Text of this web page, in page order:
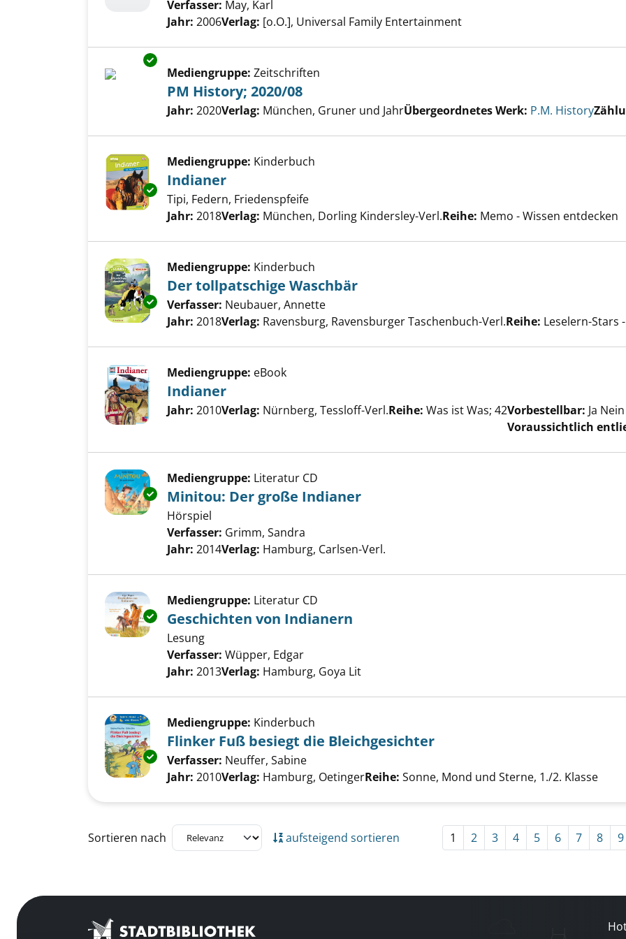
Verfasser: May, Karl
Jahr: 2006Verlag: [o.O.], Universal Family Entertainment
Exemplar-Details von PM History; 2020/08 anzeigen
Mediengruppe: Zeitschriften
PM History; 2020/08
Suche nach diesem Verfasser
Jahr: 2020Verlag: München, Gruner und JahrÜbergeordnetes Werk: P.M. History
Exemplar-Details von Indianer anzeigen
Mediengruppe: Kinderbuch
Indianer
Tipi, Federn, Friedenspfeife
Suche nach diesem Verfasser
Jahr: 2018Verlag: München, Dorling Kindersley-Verl.Reihe: Memo - Wissen entdecken
Exemplar-Details von Der tollpatschige Waschbär anzeigen
Mediengruppe: Kinderbuch
Der tollpatschige Waschbär
Verfasser: Neubauer, Annette
Jahr: 2018Verlag: Ravensburg, Ravensburger Taschenbuch-Verl.Reihe: Leselern-Stars
Mediengruppe: eBook
Indianer
Suche nach diesem Verfasser
Jahr: 2010Verlag: Nürnberg, Tessloff-Verl.Reihe: Was ist Was; 42Vorbestellbar: Ja Nein
Voraussichtlich
Exemplar-Details von Minitou: Der große Indianer anzeigen
Mediengruppe: Literatur CD
Minitou: Der große Indianer
Hörspiel
Verfasser: Grimm, Sandra
Jahr: 2014Verlag: Hamburg, Carlsen-Verl.
Exemplar-Details von Geschichten von Indianern anzeigen
Mediengruppe: Literatur CD
Geschichten von Indianern
Lesung
Verfasser: Wüpper, Edgar
Jahr: 2013Verlag: Hamburg, Goya Lit
Exemplar-Details von Flinker Fuß besiegt die Bleichgesichter anzeigen
Mediengruppe: Kinderbuch
Flinker Fuß besiegt die Bleichgesichter
Verfasser: Neuffer, Sabine
Jahr: 2010Verlag: Hamburg, OetingerReihe: Sonne, Mond und Sterne, 1./2. Klasse
Zu den Suchfiltern springen
Sortieren nach aufsteigend sortieren 1 2 3 4 5 6 7 8 9